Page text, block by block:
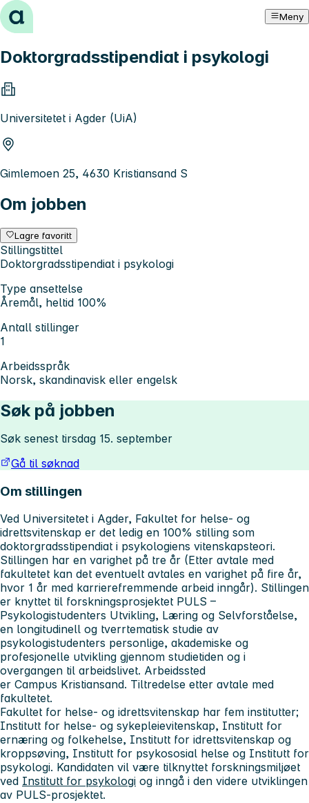
Hopp til innhold Meny
Doktorgradsstipendiat i psykologi
Universitetet i Agder (UiA)
Gimlemoen 25, 4630 Kristiansand S
Om jobben
Lagre favoritt
Stillingstittel
Doktorgradsstipendiat i psykologi
Type ansettelse
Åremål, heltid 100%
Antall stillinger
1
Arbeidsspråk
Norsk, skandinavisk eller engelsk
Søk på jobben
Søk senest tirsdag 15. september
Gå til søknad
Om stillingen
Ved Universitetet i Agder, Fakultet for helse- og
idrettsvitenskap er det ledig en 100% stilling som
doktorgradsstipendiat i psykologiens vitenskapsteori.
Stillingen har en varighet på tre år (Etter avtale med
fakultetet kan det eventuelt avtales en varighet på fire år,
hvor 1 år med karrierefremmende arbeid inngår). Stillingen
er knyttet til forskningsprosjektet PULS –
Psykologistudenters Utvikling, Læring og Selvforståelse,
en longitudinell og tverrtematisk studie av
psykologistudenters personlige, akademiske og
profesjonelle utvikling gjennom studietiden og i
overgangen til arbeidslivet. Arbeidssted
er Campus Kristiansand. Tiltredelse etter avtale med
fakultetet.
Fakultet for helse- og idrettsvitenskap har fem institutter;
Institutt for helse- og sykepleievitenskap, Institutt for
ernæring og folkehelse, Institutt for idrettsvitenskap og
kroppsøving, Institutt for psykososial helse og Institutt for
psykologi. Kandidaten vil være tilknyttet forskningsmiljøet
ved Institutt for psykologi og inngå i den videre utviklingen
av PULS-prosjektet.